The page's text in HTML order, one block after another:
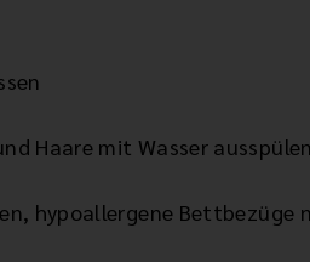
Haare mit Wasser ausspülen
hypoallergene Bettbezüge